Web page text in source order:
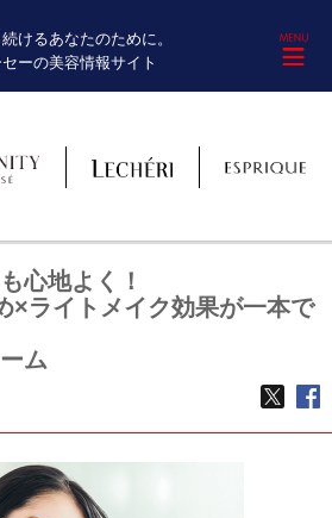
けるあなたのために。
セーの美容情報サイト
心地よく！
×ライトメイク効果が一本で
ム